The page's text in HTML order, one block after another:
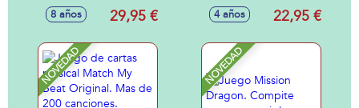
Juego Clasico De
Palabras Cruzadas.
8 años 29,95 €
Tangram,Mikado,Parchís,
Oca, Dominó y
4 años 22,95 €
NOVEDAD NOVEDAD